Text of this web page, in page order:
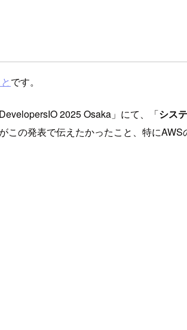
です。
2025 Osaka」にて、「シス
この発表で伝えたかったこと、特に